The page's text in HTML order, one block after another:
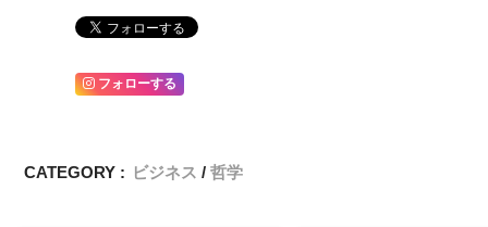
フォローする
CATEGORY : ビジネス 哲学